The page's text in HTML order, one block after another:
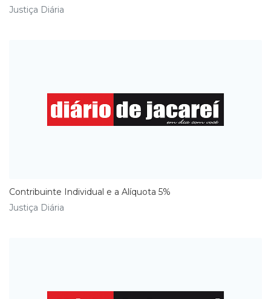
Justiça Diária
Contribuinte Individual e a Alíquota 5%
Justiça Diária